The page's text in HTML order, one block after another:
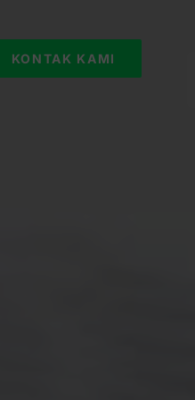
KONTAK KAMI